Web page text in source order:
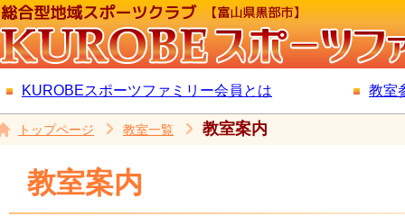
KUROBEスポーツファミリー会員とは 教室
トップページ 教室一覧 教室案内
教室案内